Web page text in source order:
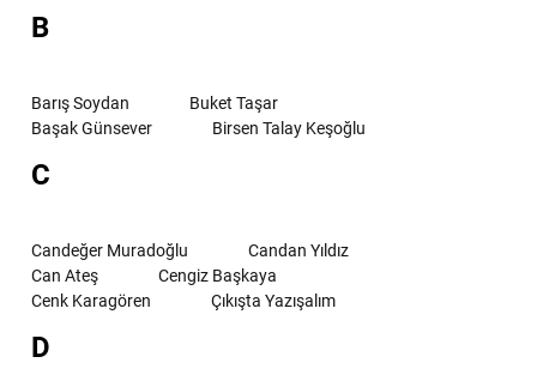
B
Barış Soydan
Buket Taşar
Başak Günsever
Birsen Talay Keşoğlu
C
Candeğer Muradoğlu
Candan Yıldız
Can Ateş
Cengiz Başkaya
Cenk Karagören
Çıkışta Yazışalım
D